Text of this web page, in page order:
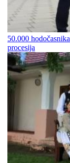
50.000
procesija